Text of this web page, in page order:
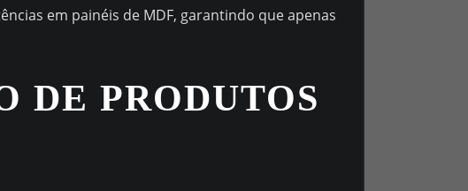
em painéis de MDF, garantindo que apenas
DE PRODUTOS